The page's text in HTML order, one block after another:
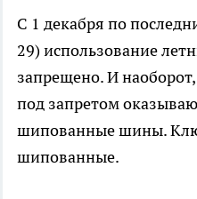
С 1 декабря по
29) использование
запрещено. И
под запретом
шипованные шины.
шипованные.